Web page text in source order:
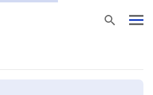
search